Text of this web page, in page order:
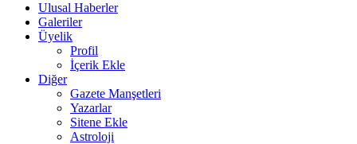
Ulusal Haberler
Galeriler
Üyelik
Profil
İçerik Ekle
Diğer
Gazete Manşetleri
Yazarlar
Sitene Ekle
Astroloji